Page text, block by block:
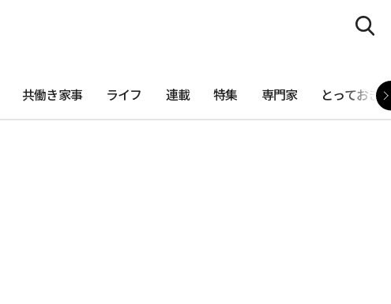
共働き家事 ライフ 連載 特集 専門家 とっておき